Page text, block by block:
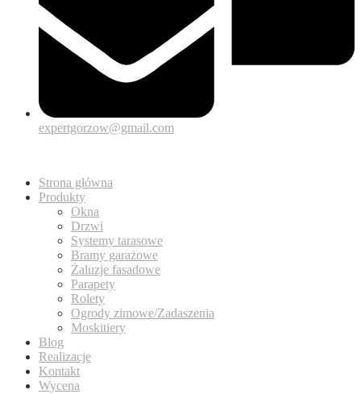
expertgorzow@gmail.com
Strona główna
Produkty
Okna
Drzwi
Systemy tarasowe
Bramy garażowe
Żaluzje fasadowe
Parapety
Rolety
Ogrody zimowe/Zadaszenia
Moskitiery
Blog
Realizacje
Kontakt
Wycena